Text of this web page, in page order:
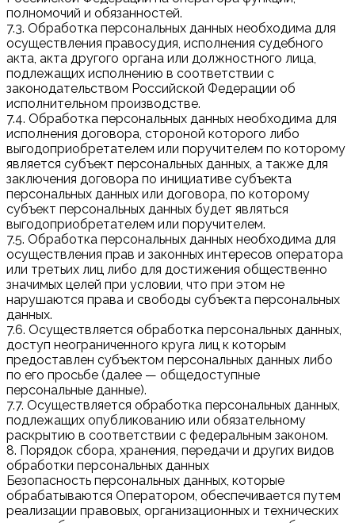
полномочий и обязанностей.
7.3. Обработка персональных данных необходима для
осуществления правосудия, исполнения судебного
акта, акта другого органа или должностного лица,
подлежащих исполнению в соответствии с
законодательством Российской Федерации об
исполнительном производстве.
7.4. Обработка персональных данных необходима для
исполнения договора, стороной которого либо
выгодоприобретателем или поручителем по которому
является субъект персональных данных, а также для
заключения договора по инициативе субъекта
персональных данных или договора, по которому
субъект персональных данных будет являться
выгодоприобретателем или поручителем.
7.5. Обработка персональных данных необходима для
осуществления прав и законных интересов оператора
или третьих лиц либо для достижения общественно
значимых целей при условии, что при этом не
нарушаются права и свободы субъекта персональных
данных.
7.6. Осуществляется обработка персональных данных,
доступ неограниченного круга лиц к которым
предоставлен субъектом персональных данных либо
по его просьбе (далее — общедоступные
персональные данные).
7.7. Осуществляется обработка персональных данных,
подлежащих опубликованию или обязательному
раскрытию в соответствии с федеральным законом.
8. Порядок сбора, хранения, передачи и других видов
обработки персональных данных
Безопасность персональных данных, которые
обрабатываются Оператором, обеспечивается путем
реализации правовых, организационных и технических